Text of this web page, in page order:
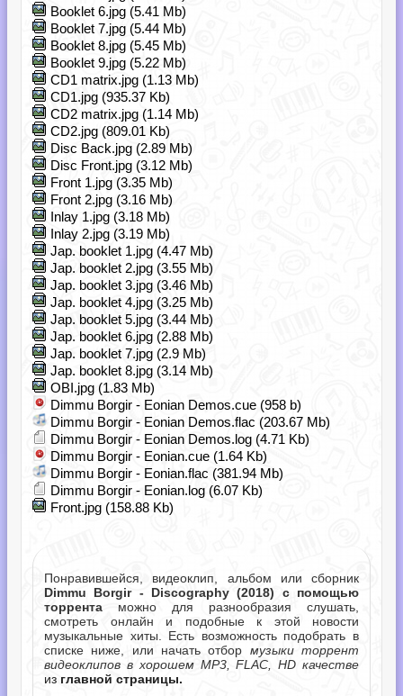
Booklet 6.jpg (5.41 Mb)
Booklet 7.jpg (5.44 Mb)
Booklet 8.jpg (5.45 Mb)
Booklet 9.jpg (5.22 Mb)
CD1 matrix.jpg (1.13 Mb)
CD1.jpg (935.37 Kb)
CD2 matrix.jpg (1.14 Mb)
CD2.jpg (809.01 Kb)
Disc Back.jpg (2.89 Mb)
Disc Front.jpg (3.12 Mb)
Front 1.jpg (3.35 Mb)
Front 2.jpg (3.16 Mb)
Inlay 1.jpg (3.18 Mb)
Inlay 2.jpg (3.19 Mb)
Jap. booklet 1.jpg (4.47 Mb)
Jap. booklet 2.jpg (3.55 Mb)
Jap. booklet 3.jpg (3.46 Mb)
Jap. booklet 4.jpg (3.25 Mb)
Jap. booklet 5.jpg (3.44 Mb)
Jap. booklet 6.jpg (2.88 Mb)
Jap. booklet 7.jpg (2.9 Mb)
Jap. booklet 8.jpg (3.14 Mb)
OBI.jpg (1.83 Mb)
Dimmu Borgir - Eonian Demos.cue (958 b)
Dimmu Borgir - Eonian Demos.flac (203.67 Mb)
Dimmu Borgir - Eonian Demos.log (4.71 Kb)
Dimmu Borgir - Eonian.cue (1.64 Kb)
Dimmu Borgir - Eonian.flac (381.94 Mb)
Dimmu Borgir - Eonian.log (6.07 Kb)
Front.jpg (158.88 Kb)
Понравившейся, видеоклип, альбом или сборник
Dimmu Borgir - Discography (2018) с помощью
торрента можно для разнообразия слушать,
смотреть онлайн и подобные к этой новости
музыкальные хиты. Есть возможность подобрать в
списке ниже, или начать отбор музыки торрент
видеоклипов в хорошем MP3, FLAC, HD качестве
из главной страницы.